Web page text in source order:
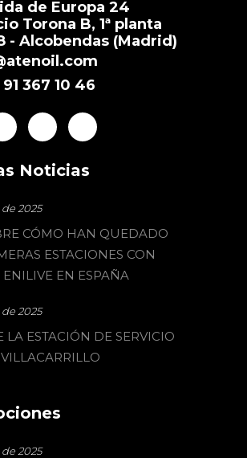
de Europa 24
Torona B, 1ª planta
- Alcobendas (Madrid)
367 10 46
Noticias
2025
CÓMO HAN QUEDADO
ESTACIONES CON
EN ESPAÑA
2025
LA ESTACIÓN DE SERVICIO
2025